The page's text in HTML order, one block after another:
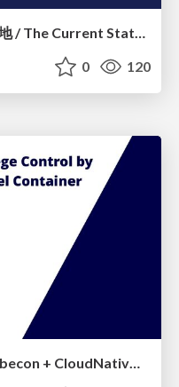
進化を続けるGo toolsの現在地 / The Current State of Ever-Evolving Go Tools
0 120
Japan Community Day at Kubecon + CloudNativeCon Japan 2026: Learning Container Privilege Control by Building My Own Low-Level Container Runtime